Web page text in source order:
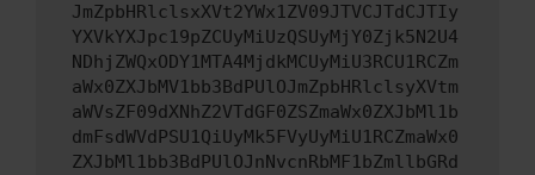
JmZpbHRlclsxXVt2YWx1ZV09JTVCJTdCJTIy
YXVkYXJpc19pZCUyMiUzQSUyMjY0Zjk5N2U4
NDhjZWQxODY1MTA4MjdkMCUyMiU3RCU1RCZm
aWx0ZXJbMV1bb3BdPUlOJmZpbHRlclsyXVtm
aWVsZF09dXNhZ2VTdGF0ZSZmaWx0ZXJbMl1b
dmFsdWVdPSU1QiUyMk5FVyUyMiU1RCZmaWx0
ZXJbMl1bb3BdPUlOJnNvcnRbMF1bZmllbGRd